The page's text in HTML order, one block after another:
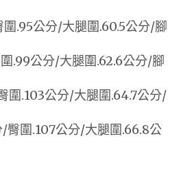
.95公分/大腿圍.60.5公分/腳
.99公分/大腿圍.62.6公分/腳
圍.103公分/大腿圍.64.7公分/
圍.107公分/大腿圍.66.8公